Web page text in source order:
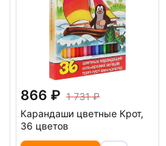
866
1 731
Карандаши цветные Крот,
36 цветов